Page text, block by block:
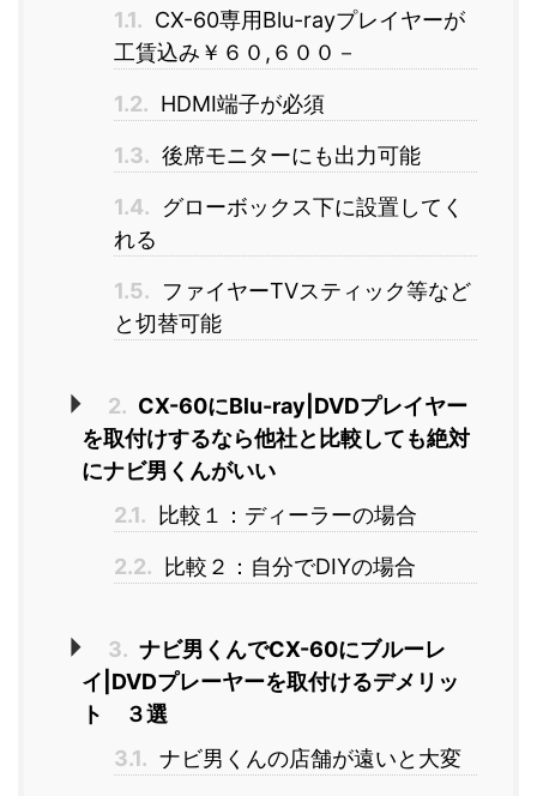
1.1. CX-60専用Blu-rayプレイヤーが
工賃込み￥６０,６００－
1.2. HDMI端子が必須
1.3. 後席モニターにも出力可能
1.4.
グローボックス下に設置してく
れる
1.5.
ファイヤーTVスティック等など
と切替可能
2. CX-60にBlu-ray|DVDプレイヤー
を取付けするなら他社と比較しても絶対
にナビ男くんがいい
2.1.
比較１：ディーラーの場合
2.2. 比較２：自分でDIYの場合
3. ナビ男くんでCX-60にブルーレ
イ|DVDプレーヤーを取付けるデメリッ
ト ３選
3.1. ナビ男くんの店舗が遠いと大変